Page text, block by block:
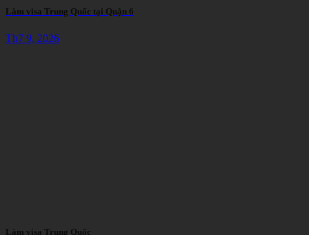
Làm visa Trung Quốc tại Quận 6
Th7 9, 2026
Làm visa Trung Quốc